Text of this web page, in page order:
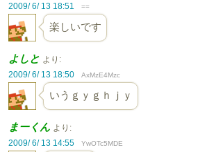
2009/ 6/ 13 18:51
==
楽しいです
よしと より:
2009/ 6/ 13 18:50
AxMzE4Mzc
いうｇｙｇｈｊｙ
まーくん より:
2009/ 6/ 13 14:55
YwOTc5MDE